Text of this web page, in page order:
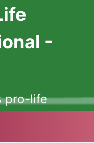
-
pro-life